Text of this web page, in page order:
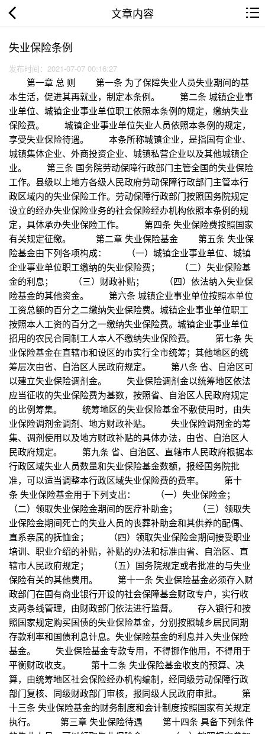
文章内容
失业保险条例
发布时间：2021-07-07 00:16:27
第一章 总 则 第一条 为了保障失业人员失业期间的基
本生活，促进其再就业，制定本条例。 第二条 城镇企业事
业单位、城镇企业事业单位职工依照本条例的规定，缴纳失业
保险费。 城镇企业事业单位失业人员依照本条例的规定，
享受失业保险待遇。 本条所称城镇企业，是指国有企业、
城镇集体企业、外商投资企业、城镇私营企业以及其他城镇企
业。 第三条 国务院劳动保障行政部门主管全国的失业保险
工作。县级以上地方各级人民政府劳动保障行政部门主管本行
政区域内的失业保险工作。劳动保障行政部门按照国务院规定
设立的经办失业保险业务的社会保险经办机构依照本条例的规
定，具体承办失业保险工作。 第四条 失业保险费按照国家
有关规定征缴。 第二章 失业保险基金 第五条 失业保
险基金由下列各项构成： （一）城镇企业事业单位、城镇
企业事业单位职工缴纳的失业保险费； （二）失业保险基
金的利息； （三）财政补贴； （四）依法纳入失业保
险基金的其他资金。 第六条 城镇企业事业单位按照本单位
工资总额的百分之二缴纳失业保险费。城镇企业事业单位职工
按照本人工资的百分之一缴纳失业保险费。城镇企业事业单位
招用的农民合同制工人本人不缴纳失业保险费。 第七条 失
业保险基金在直辖市和设区的市实行全市统筹；其他地区的统
筹层次由省、自治区人民政府规定。 第八条 省、自治区可
以建立失业保险调剂金。 失业保险调剂金以统筹地区依法
应当征收的失业保险费为基数，按照省、自治区人民政府规定
的比例筹集。 统筹地区的失业保险基金不敷使用时，由失
业保险调剂金调剂、地方财政补贴。 失业保险调剂金的筹
集、调剂使用以及地方财政补贴的具体办法，由省、自治区人
民政府规定。 第九条 省、自治区、直辖市人民政府根据本
行政区域失业人员数量和失业保险基金数额，报经国务院批
准，可以适当调整本行政区域失业保险费的费率。 第十
条 失业保险基金用于下列支出： （一）失业保险金；
（二）领取失业保险金期间的医疗补助金； （三）领取失
业保险金期间死亡的失业人员的丧葬补助金和其供养的配偶、
直系亲属的抚恤金； （四）领取失业保险金期间接受职业
培训、职业介绍的补贴，补贴的办法和标准由省、自治区、直
辖市人民政府规定； （五）国务院规定或者批准的与失业
保险有关的其他费用。 第十一条 失业保险基金必须存入财
政部门在国有商业银行开设的社会保障基金财政专户，实行收
支两条线管理，由财政部门依法进行监督。 存入银行和按
照国家规定购买国债的失业保险基金，分别按照城乡居民同期
存款利率和国债利息计息。失业保险基金的利息并入失业保险
基金。 失业保险基金专款专用，不得挪作他用，不得用于
平衡财政收支。 第十二条 失业保险基金收支的预算、决
算，由统筹地区社会保险经办机构编制，经同级劳动保障行政
部门复核、同级财政部门审核，报同级人民政府审批。 第
十三条 失业保险基金的财务制度和会计制度按照国家有关规定
执行。 第三章 失业保险待遇 第十四条 具备下列条件